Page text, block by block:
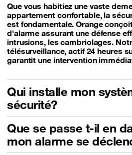
Que vous habitiez une vaste
appartement confortable, la
est fondamentale. Orange
d'alarme assurant une défense
intrusions, les cambriolages.
télésurveillance, actif 24 heures
garantit une intervention
Qui installe mon
sécurité?
Que se passe t-il en
mon alarme se